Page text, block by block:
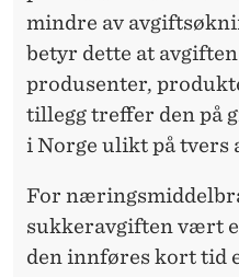
mindre av
betyr dette at
produsenter,
tillegg treffer den på
i Norge ulikt på tvers
For
sukkeravgiften vært
den innføres kort tid